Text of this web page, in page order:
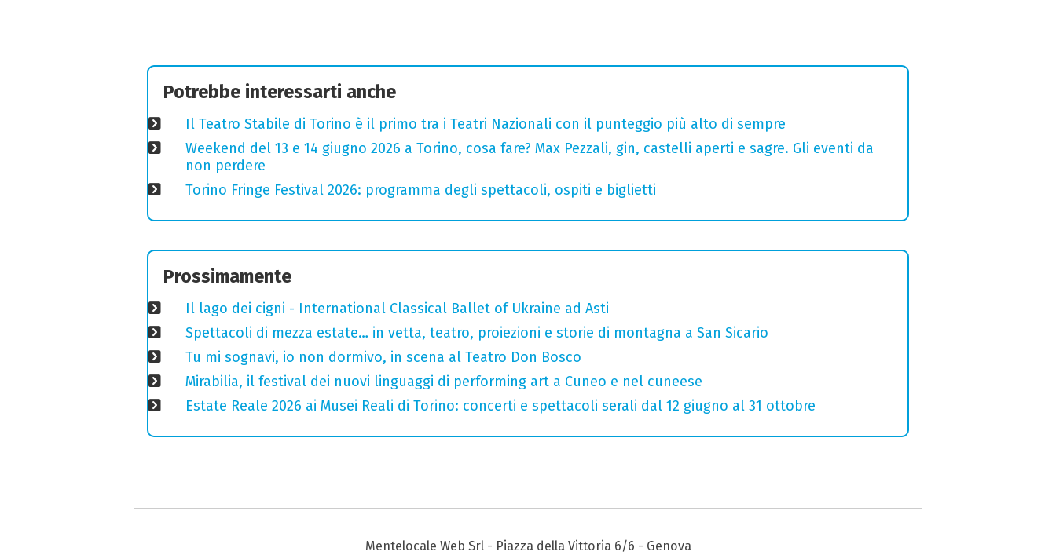
Potrebbe interessarti anche
Il Teatro Stabile di Torino è il primo tra i Teatri Nazionali con il punteggio più alto di sempre
Weekend del 13 e 14 giugno 2026 a Torino, cosa fare? Max Pezzali, gin, castelli aperti e sagre. Gli eventi da
non perdere
Torino Fringe Festival 2026: programma degli spettacoli, ospiti e biglietti
Prossimamente
Il lago dei cigni - International Classical Ballet of Ukraine ad Asti
Spettacoli di mezza estate… in vetta, teatro, proiezioni e storie di montagna a San Sicario
Tu mi sognavi, io non dormivo, in scena al Teatro Don Bosco
Mirabilia, il festival dei nuovi linguaggi di performing art a Cuneo e nel cuneese
Estate Reale 2026 ai Musei Reali di Torino: concerti e spettacoli serali dal 12 giugno al 31 ottobre
Mentelocale Web Srl - Piazza della Vittoria 6/6 - Genova